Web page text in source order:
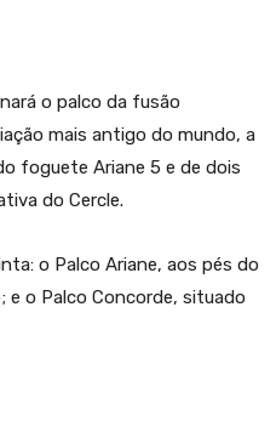
o palco da fusão
mais antigo do mundo, a
foguete Ariane 5 e de dois
do Cercle.
o Palco Ariane, aos pés do
e o Palco Concorde, situado